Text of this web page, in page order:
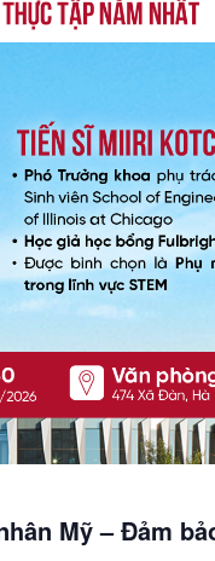
Mỹ – Đảm